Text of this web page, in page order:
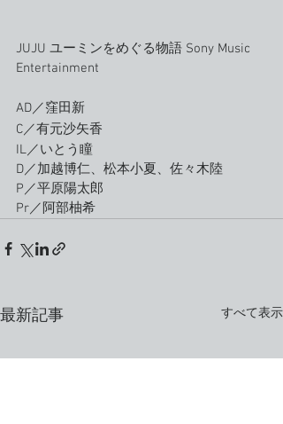
JUJU ユーミンをめぐる物語 Sony Music
Entertainment
AD／窪田新
C／有元沙矢香
IL／いとう瞳
D／加越博仁、松本小夏、佐々木陸
P／平原陽太郎
Pr／阿部柚希
最新記事 すべて表示